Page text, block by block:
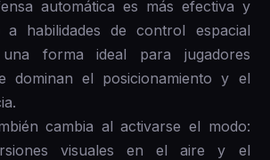
automática es más efectiva y
a habilidades de control espacial
una forma ideal para jugadores
dominan el posicionamiento y el
cambia al activarse el modo:
visuales en el aire y el